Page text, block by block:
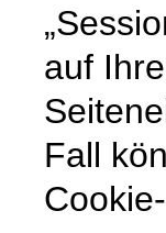
auf
Fall